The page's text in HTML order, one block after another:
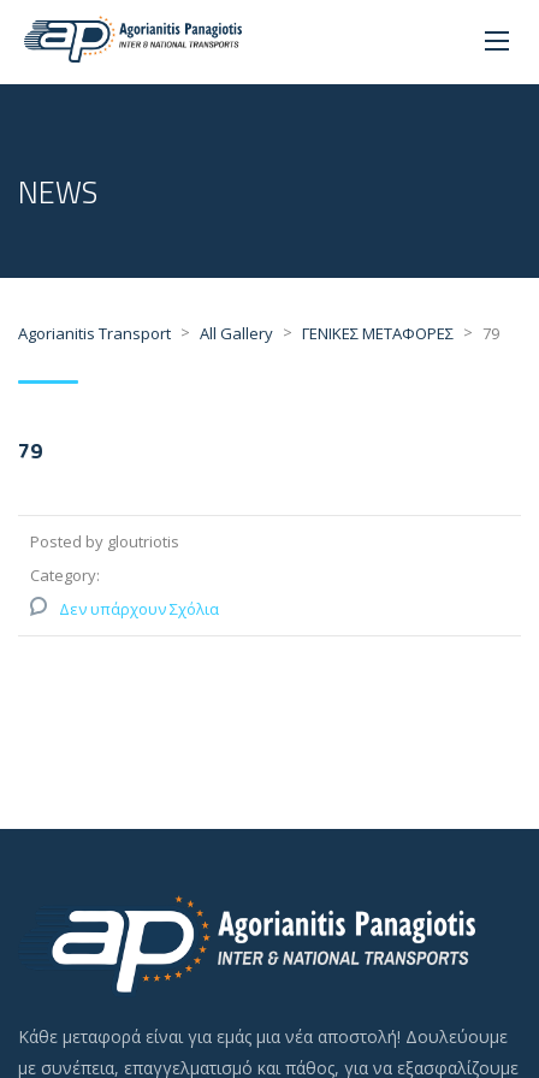
NEWS
Agorianitis Transport > All Gallery > ΓΕΝΙΚΕΣ ΜΕΤΑΦΟΡΕΣ > 79
79
Posted by gloutriotis
Category:
Δεν υπάρχουν Σχόλια
Κάθε μεταφορά είναι για εμάς μια νέα αποστολή! Δουλεύουμε
με συνέπεια, επαγγελματισμό και πάθος, για να εξασφαλίζουμε